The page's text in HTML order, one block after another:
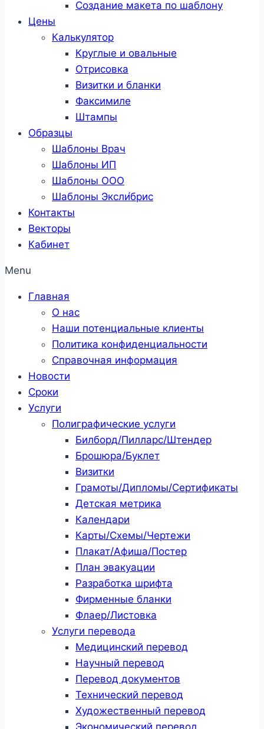
Создание макета по шаблону
Цены
Калькулятор
Круглые и овальные
Отрисовка
Визитки и бланки
Факсимиле
Штампы
Образцы
Шаблоны Врач
Шаблоны ИП
Шаблоны ООО
Шаблоны Эксли́брис
Контакты
Векторы
Кабинет
Menu
Главная
О нас
Наши потенциальные клиенты
Политика конфиденциальности
Справочная информация
Новости
Сроки
Услуги
Полиграфические услуги
Билборд/Пилларс/Штендер
Брошюра/Буклет
Визитки
Грамоты/Дипломы/Сертификаты
Детская метрика
Календари
Карты/Схемы/Чертежи
Плакат/Афиша/Постер
План эвакуации
Разработка шрифта
Фирменные бланки
Флаер/Листовка
Услуги перевода
Медицинский перевод
Научный перевод
Перевод документов
Технический перевод
Художественный перевод
Экономический перевод